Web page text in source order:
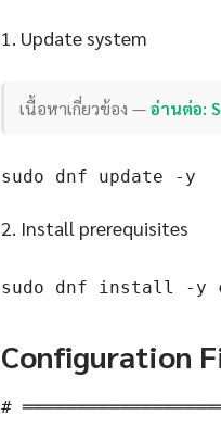
1. Update system
เนื้อหาเกี่ยวข้อง —อ่านต่อ:
sudo dnf update -y
2. Install prerequisites
sudo dnf install -y
Configuration
#